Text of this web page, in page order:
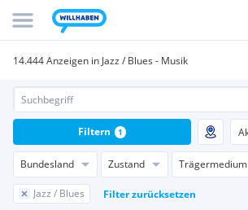
14.444 Anzeigen in Jazz / Blues - Musik
Bundesland Zustand Trägermedium
Jazz / Blues Filter zurücksetzen
Filtern 1